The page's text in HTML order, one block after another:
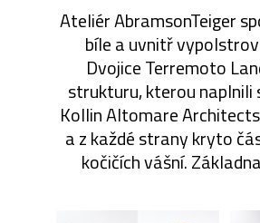
Ateliér AbramsonTeiger
bíle a uvnitř
Dvojice Terremoto
strukturu, kterou naplnili
Kollin Altomare
a z každé strany kryto
kočičích vášní.